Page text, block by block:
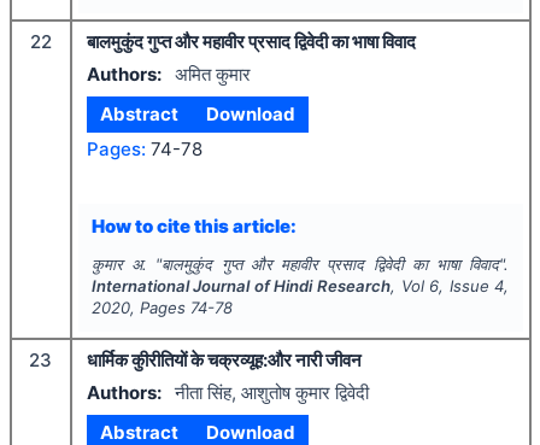
22
बालमुकुंद गुप्त और महावीर प्रसाद द्विवेदी का भाषा विवाद
Authors: अमित कुमार
Abstract
Download
Pages: 74-78
How to cite this article:
कुमार अ. "बालमुकुंद गुप्त और महावीर प्रसाद द्विवेदी का भाषा विवाद".
International Journal of Hindi Research, Vol 6, Issue4,
2020, Pages 74-78
23
धार्मिक कुीरीतियों के चक्रव्यूह:और नारी जीवन
Authors: नीता सिंह, आशुतोष कुमार द्विवेदी
Abstract
Download